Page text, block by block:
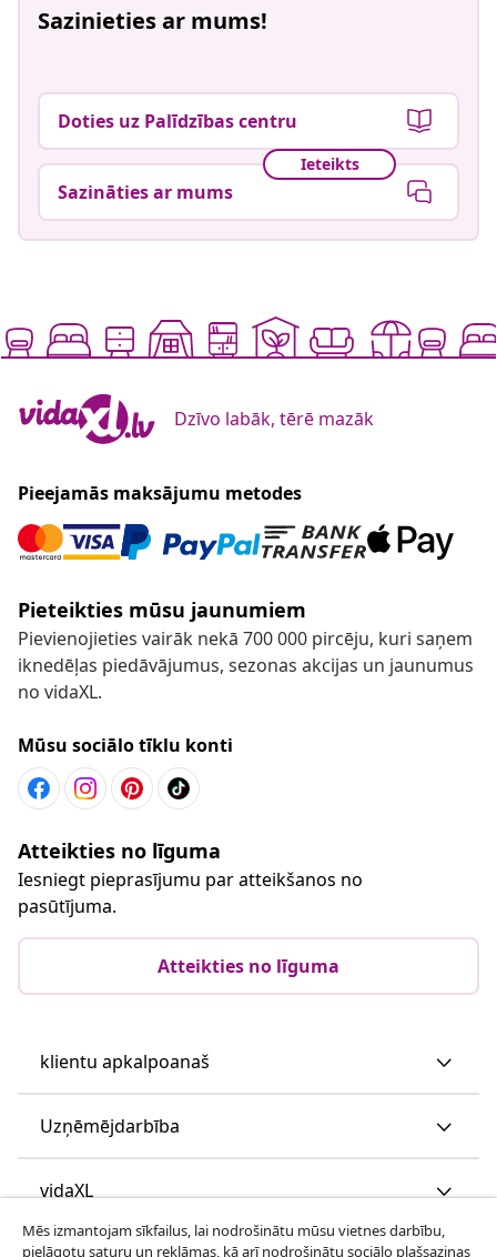
Sazinieties ar mums!
Doties uz Palīdzības centru
Ieteikts
Sazināties ar mums
Dzīvo labāk, tērē mazāk
Pieejamās maksājumu metodes
Pieteikties mūsu jaunumiem
Pievienojieties vairāk nekā 700 000 pircēju, kuri saņem
iknedēļas piedāvājumus, sezonas akcijas un jaunumus
no vidaXL.
Mūsu sociālo tīklu konti
Atteikties no līguma
Iesniegt pieprasījumu par atteikšanos no
pasūtījuma.
Atteikties no līguma
klientu apkalpoanaš
Uzņēmējdarbība
vidaXL
Mēs izmantojam sīkfailus, lai nodrošinātu mūsu vietnes darbību,
pielāgotu saturu un reklāmas, kā arī nodrošinātu sociālo plašsaziņas